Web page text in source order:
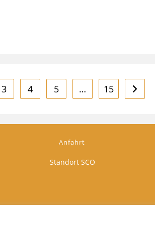
3 4 5 … 15 Zur
Anfahrt
Standort SCO